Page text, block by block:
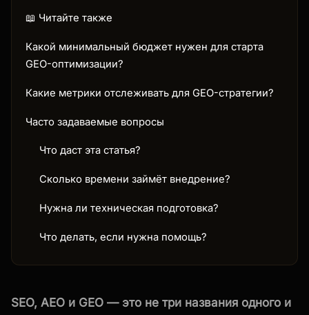
📖 Читайте также
Какой минимальный бюджет нужен для старта
GEO-оптимизации?
Какие метрики отслеживать для GEO-стратегии?
Часто задаваемые вопросы
Что даст эта статья?
Сколько времени займёт внедрение?
Нужна ли техническая подготовка?
Что делать, если нужна помощь?
SEO, AEO и GEO — это не три названия одного и